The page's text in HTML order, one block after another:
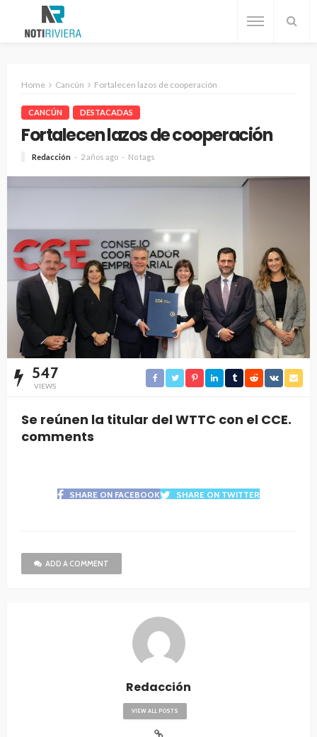
Home Cancún Fortalecen lazos de cooperación
CANCÚN DESTACADAS
Fortalecen lazos de cooperación
Redacción 2 años ago No tags
547
VIEWS
Se reúnen la titular del WTTC con el CCE.
comments
SHARE ON FACEBOOK SHARE ON TWITTER
ADD A COMMENT
Redacción
VIEW ALL POSTS